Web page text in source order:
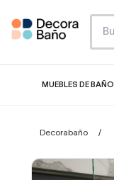
MUEBLES DE BAÑO
Decorabaño